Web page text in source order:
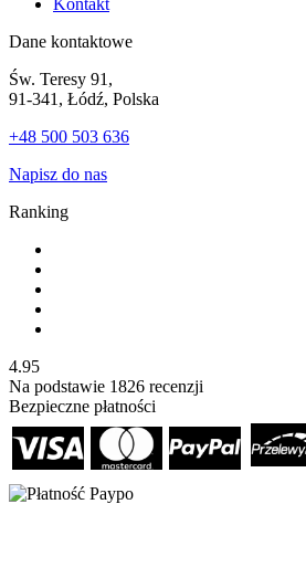
Dane kontaktowe
Św. Teresy 91,
91-341, Łódź, Polska
+48 500 503 636
Napisz do nas
Ranking
4.95
Na podstawie 1826 recenzji
Bezpieczne płatności